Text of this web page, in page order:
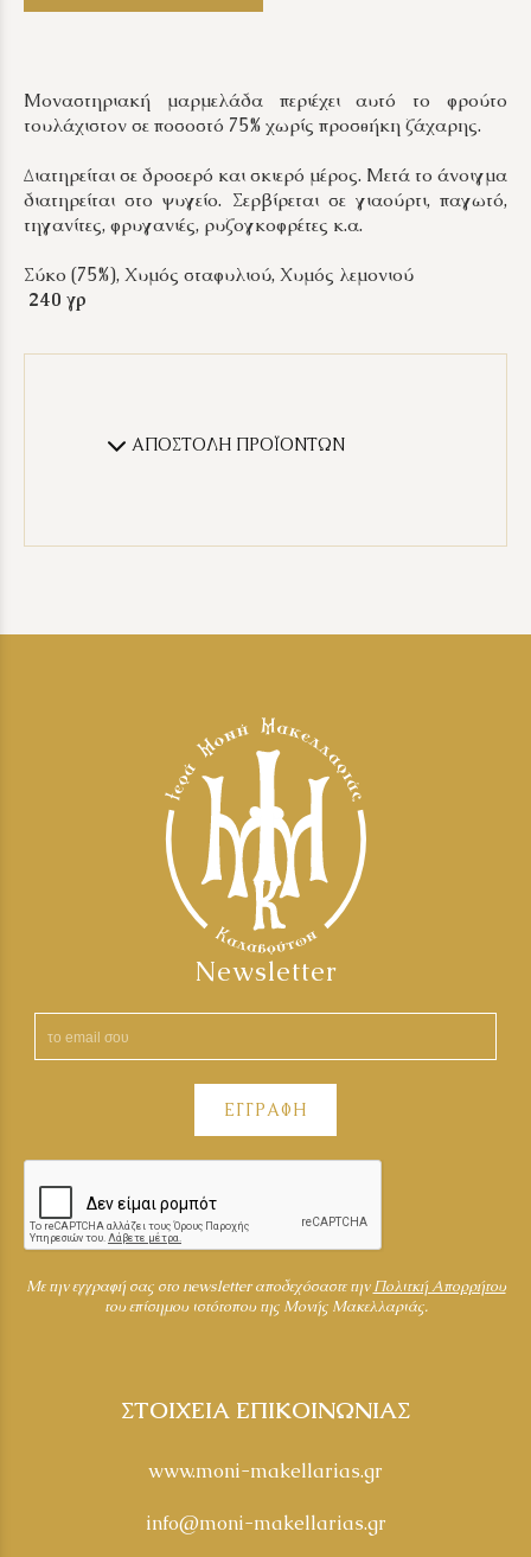
Μοναστηριακή μαρμελάδα περιέχει αυτό το φρούτο
τουλάχιστον σε ποσοστό 75% χωρίς προσθήκη ζάχαρης.
Διατηρείται σε δροσερό και σκιερό μέρος. Μετά το άνοιγμα
διατηρείται στο ψυγείο. Σερβίρεται σε γιαούρτι, παγωτό,
τηγανίτες, φρυγανιές, ρυζογκοφρέτες κ.α.
Σύκο (75%), Χυμός σταφυλιού, Χυμός λεμονιού
240 γρ
ΑΠΟΣΤΟΛΗ ΠΡΟΪΟΝΤΩΝ
Newsletter
ΕΓΓΡΑΦΗ
Mε την εγγραφή σας στο newsletter αποδεχόσαστε τηνΠολιτκή Απορρήτου
του επίσημου ιστότοπου της Μονής Μακελλαριάς.
ΣΤΟΙΧΕΙΑ ΕΠΙΚΟΙΝΩΝΙΑΣ
www.moni-makellarias.gr
info@moni-makellarias.gr